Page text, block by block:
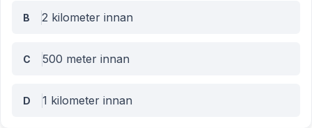
B 2 kilometer innan
C 500 meter innan
D 1 kilometer innan